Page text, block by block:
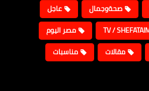
صحةوجمال
عاجل
مصر اليوم
مقالات
مناسبات